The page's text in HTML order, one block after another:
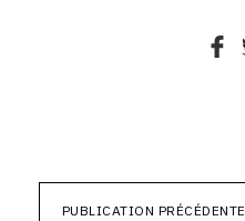
PUBLICATION PRÉCÉDENTE